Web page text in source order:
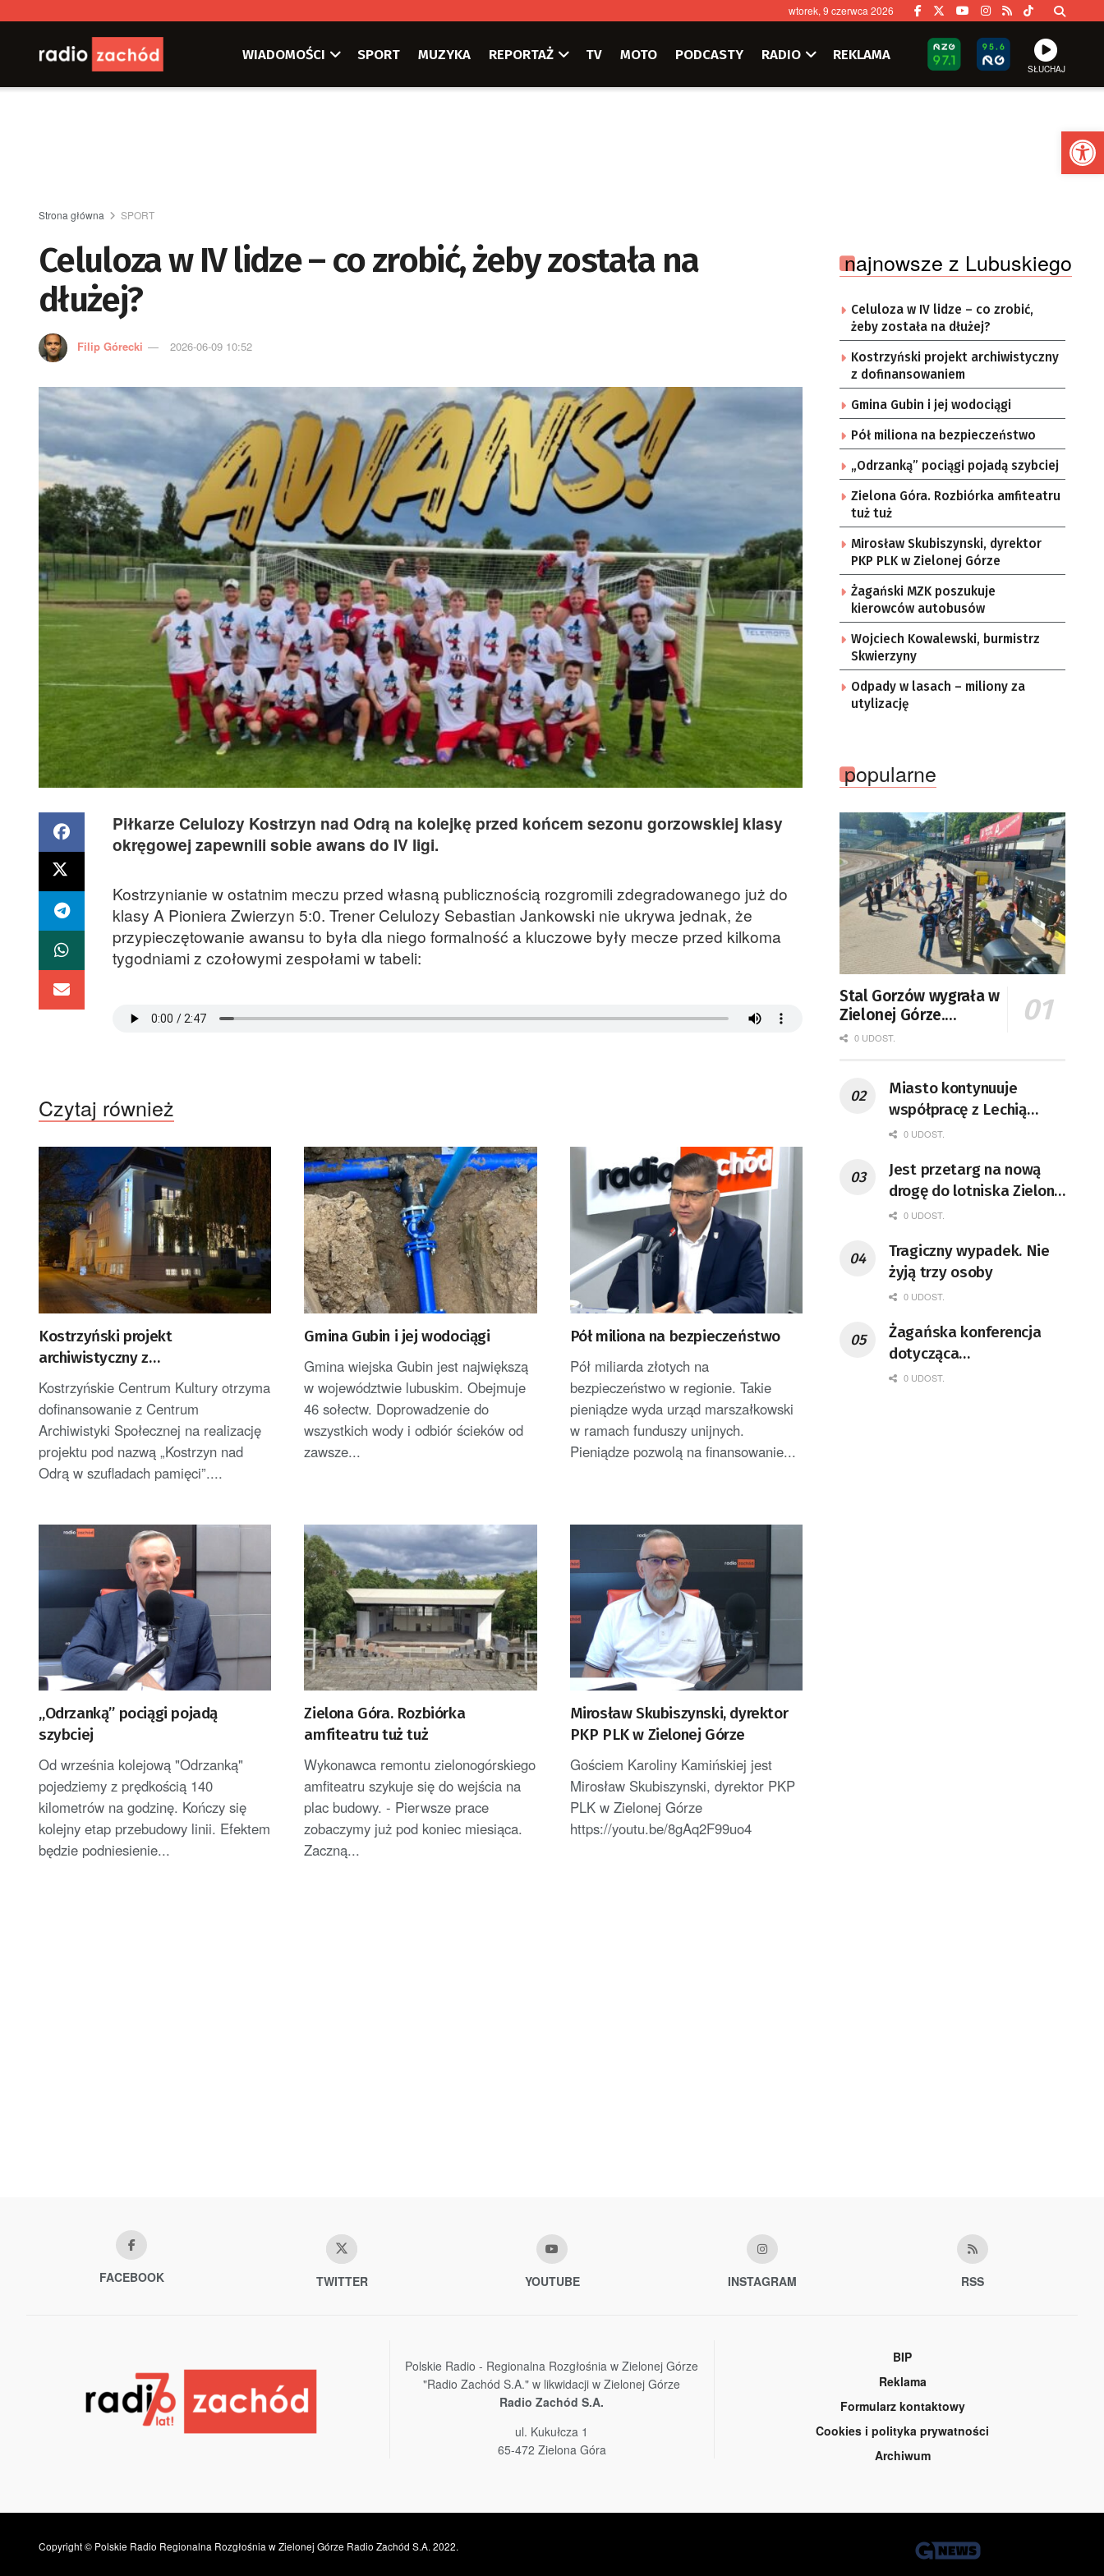
wtorek, 9 czerwca 2026
WIADOMOŚCI SPORT MUZYKA REPORTAŻ TV MOTO PODCASTY RADIO REKLAMA
SŁUCHAJ
Strona główna SPORT
Celuloza w IV lidze – co zrobić, żeby została na
dłużej?
Filip Górecki 2026-06-09 10:52
Piłkarze Celulozy Kostrzyn nad Odrą na kolejkę przed końcem sezonu gorzowskiej klasy
okręgowej zapewnili sobie awans do IV ligi.
Kostrzynianie w ostatnim meczu przed własną publicznością rozgromili zdegradowanego już do
klasy A Pioniera Zwierzyn 5:0. Trener Celulozy Sebastian Jankowski nie ukrywa jednak, że
przypieczętowanie awansu to była dla niego formalność a kluczowe były mecze przed kilkoma
tygodniami z czołowymi zespołami w tabeli:
Czytaj również
Kostrzyński projekt
archiwistyczny z
dofinansowaniem
Kostrzyńskie Centrum Kultury otrzyma
dofinansowanie z Centrum
Archiwistyki Społecznej na realizację
projektu pod nazwą „Kostrzyn nad
Odrą w szufladach pamięci”....
Gmina Gubin i jej wodociągi
Gmina wiejska Gubin jest największą
w województwie lubuskim. Obejmuje
46 sołectw. Doprowadzenie do
wszystkich wody i odbiór ścieków od
zawsze...
Pół miliona na bezpieczeństwo
Pół miliarda złotych na
bezpieczeństwo w regionie. Takie
pieniądze wyda urząd marszałkowski
w ramach funduszy unijnych.
Pieniądze pozwolą na finansowanie...
„Odrzanką” pociągi pojadą
szybciej
Od września kolejową "Odrzanką"
pojedziemy z prędkością 140
kilometrów na godzinę. Kończy się
kolejny etap przebudowy linii. Efektem
będzie podniesienie...
Zielona Góra. Rozbiórka
amfiteatru tuż tuż
Wykonawca remontu zielonogórskiego
amfiteatru szykuje się do wejścia na
plac budowy. - Pierwsze prace
zobaczymy już pod koniec miesiąca.
Zaczną...
Mirosław Skubiszynski, dyrektor
PKP PLK w Zielonej Górze
Gościem Karoliny Kamińskiej jest
Mirosław Skubiszynski, dyrektor PKP
PLK w Zielonej Górze
https://youtu.be/8gAq2F99uo4
najnowsze z Lubuskiego
Celuloza w IV lidze – co zrobić,
żeby została na dłużej?
Kostrzyński projekt archiwistyczny
z dofinansowaniem
Gmina Gubin i jej wodociągi
Pół miliona na bezpieczeństwo
„Odrzanką” pociągi pojadą szybciej
Zielona Góra. Rozbiórka amfiteatru
tuż tuż
Mirosław Skubiszynski, dyrektor
PKP PLK w Zielonej Górze
Żagański MZK poszukuje
kierowców autobusów
Wojciech Kowalewski, burmistrz
Skwierzyny
Odpady w lasach – miliony za
utylizację
popularne
Stal Gorzów wygrała w
Zielonej Górze.
Falubaz także na
0 UDOST.
Miasto kontynuuje
współpracę z Lechią
Zielona Góra
0 UDOST.
Jest przetarg na nową
drogę do lotniska Zielona
Góra-Babimost
0 UDOST.
Tragiczny wypadek. Nie
żyją trzy osoby
0 UDOST.
Żagańska konferencja
dotycząca
bezpieczeństwa pracy
0 UDOST.
FACEBOOK TWITTER YOUTUBE INSTAGRAM RSS
Polskie Radio - Regionalna Rozgłośnia w Zielonej Górze
"Radio Zachód S.A." w likwidacji w Zielonej Górze
Radio Zachód S.A.
ul. Kukułcza 1
65-472 Zielona Góra
BIP
Reklama
Formularz kontaktowy
Cookies i polityka prywatności
Archiwum
Copyright © Polskie Radio Regionalna Rozgłośnia w Zielonej Górze Radio Zachód S.A. 2022.